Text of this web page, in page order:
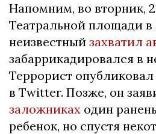
Напомним, во вторник,
Театральной площади
неизвестный захватил
забаррикадировался в
Террорист
в Twitter. Позже, он
заложниках один
ребенок, но спустя